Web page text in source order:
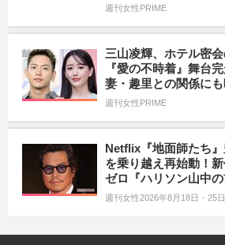
週刊女性PRIME
三山凌輝、ホテル密
『愛の不時着』舞台
妻・趣里との関係に
週刊女性PRIME
Netflix『地面師たち
を乗り越え再始動！
ゼロ『ハリソン山中の
週刊女性2026年8月18日・25